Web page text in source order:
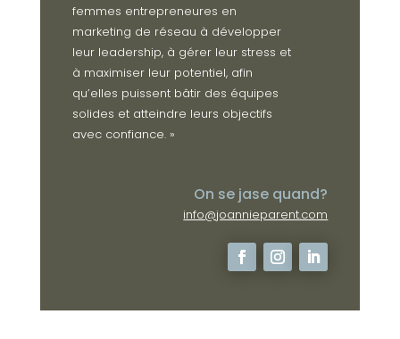
femmes entrepreneures en
marketing de réseau à développer
leur leadership, à gérer leur stress et
à maximiser leur potentiel, afin
qu’elles puissent bâtir des équipes
solides et atteindre leurs objectifs
avec confiance. »
On se jase quand?
info@joannieparent.com